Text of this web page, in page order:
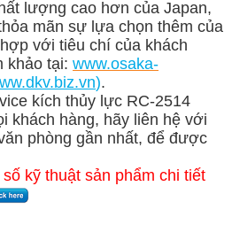
lượng cao hơn của Japan,
mãn sự lựa chọn thêm của
với tiêu chí của khách
khảo tại: www.osaka-
iz.vn).
kích thủy lực RC-2514
khách hàng, hãy liên hệ với
phòng gần nhất, để được
kỹ thuật sản phẩm chi tiết